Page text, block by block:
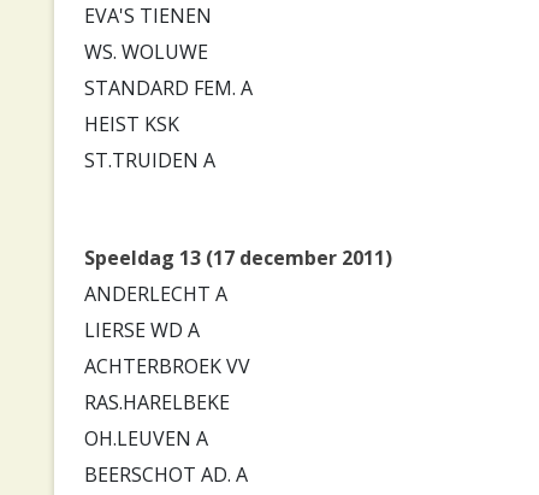
EVA'S TIENEN
WS. WOLUWE
STANDARD FEM. A
HEIST KSK
ST.TRUIDEN A
Speeldag 13 (17 december 2011)
ANDERLECHT A
LIERSE WD A
ACHTERBROEK VV
RAS.HARELBEKE
OH.LEUVEN A
BEERSCHOT AD. A